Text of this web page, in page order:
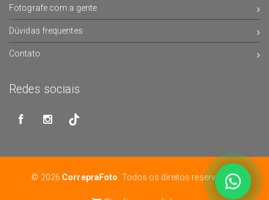
Fotografe com a gente
Dúvidas frequentes
Contato
Redes sociais
© 2026 CorrepraFoto . Todos os direitos reservados.